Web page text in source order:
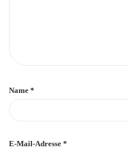
Name *
E-Mail-Adresse *